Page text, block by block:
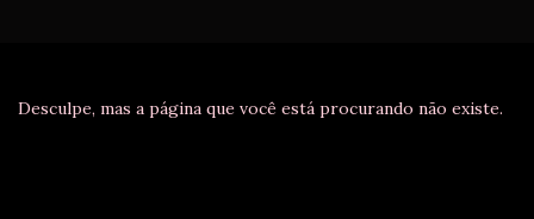
Desculpe, mas a página que você está procurando não existe.